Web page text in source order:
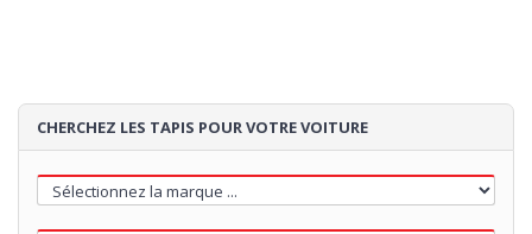
CHERCHEZ LES TAPIS POUR VOTRE VOITURE